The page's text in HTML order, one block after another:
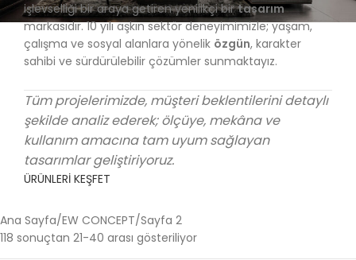
işlevselliği bir araya getiren yenilikçi birtasarım
markasıdır. 10 yılı aşkın sektör deneyimimizle; yaşam,
çalışma ve sosyal alanlara yönelik özgün, karakter
sahibi ve sürdürülebilir çözümler sunmaktayız.
Tüm projelerimizde, müşteri beklentilerini detaylı
şekilde analiz ederek; ölçüye, mekâna ve
kullanım amacına tam uyum sağlayan
tasarımlar geliştiriyoruz.
ÜRÜNLERİ KEŞFET
Ana Sayfa EW CONCEPT Sayfa 2
118 sonuçtan 21-40 arası gösteriliyor